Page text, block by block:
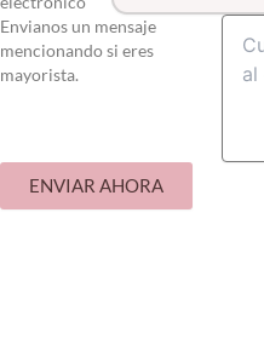
Envianos un mensaje
mencionando si eres
mayorista.
ENVIAR AHORA